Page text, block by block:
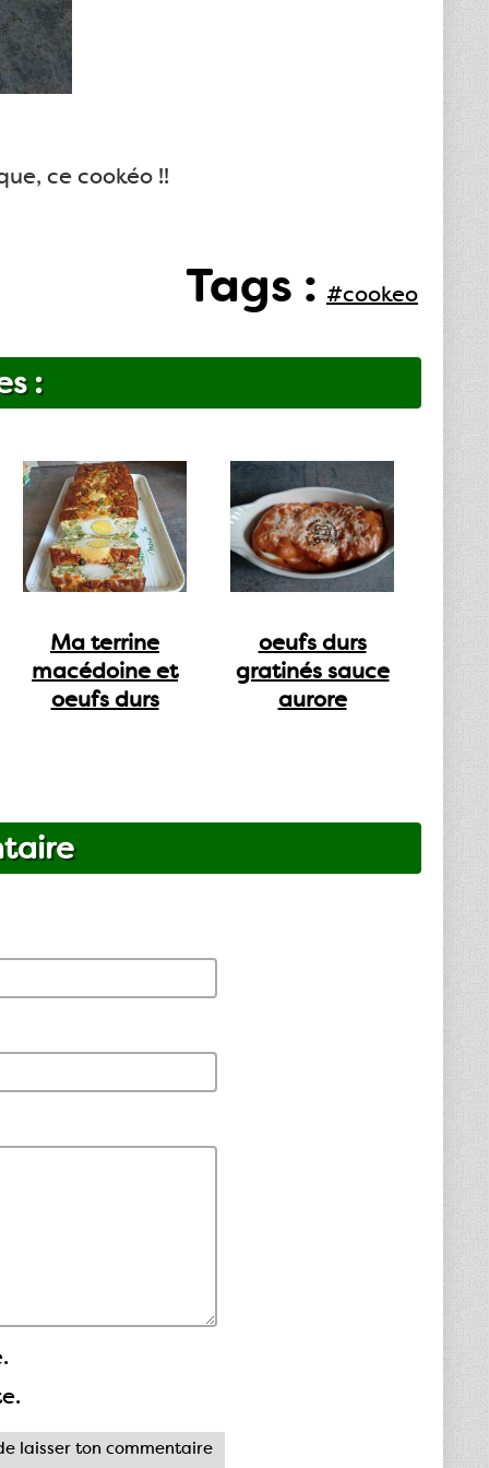
ce cookéo !!
Tags : #cookeo
:
Ma terrine
macédoine et
oeufs durs
oeufs durs
gratinés sauce
aurore
laisser ton commentaire